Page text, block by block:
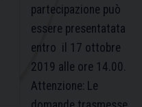
partecipazione può
essere presentatata
entro il 17 ottobre
2019 alle ore 14.00.
Attenzione: Le